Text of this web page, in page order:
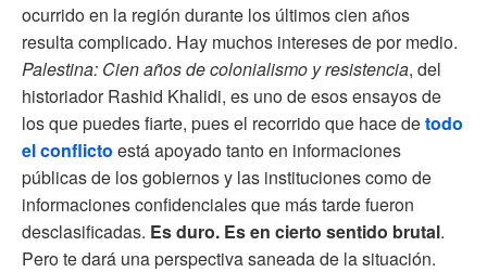
ocurrido en la región durante los últimos cien años
resulta complicado. Hay muchos intereses de por medio.
Palestina: Cien años de colonialismo y resistencia, del
historiador Rashid Khalidi, es uno de esos ensayos de
los que puedes fiarte, pues el recorrido que hace detodo
el conflicto está apoyado tanto en informaciones
públicas de los gobiernos y las instituciones como de
informaciones confidenciales que más tarde fueron
desclasificadas. Es duro. Es en cierto sentido brutal.
Pero te dará una perspectiva saneada de la situación.